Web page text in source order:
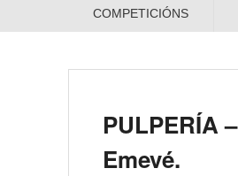
COMPETICIÓNS
PULPERÍA
Emevé.